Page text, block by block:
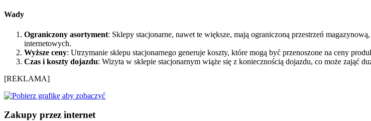
Wady
Ograniczony asortyment: Sklepy stacjonarne, nawet te większe, mają ograniczoną przestrzeń
internetowych.
Wyższe ceny: Utrzymanie sklepu stacjonarnego generuje koszty, które mogą być przenoszone na ceny
Czas i koszty dojazdu: Wizyta w sklepie stacjonarnym wiąże się z koniecznością dojazdu, co może zająć
[REKLAMA]
Zakupy przez internet